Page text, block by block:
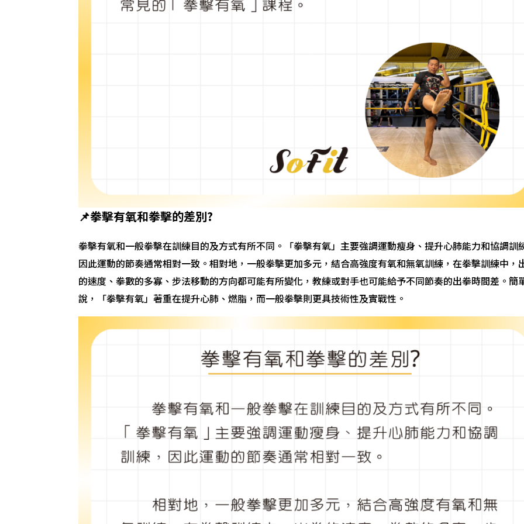
📌拳擊有氧和拳擊的差別?
拳擊有氧和一般拳擊在訓練目的及方式有所不同。「拳擊有氧」主要強調運動瘦身、提升心肺能力和協調訓
因此運動的節奏通常相對一致。相對地，一般拳擊更加多元，結合高強度有氧和無氧訓練，在拳擊訓練中，
的速度、拳數的多寡、步法移動的方向都可能有所變化，教練或對手也可能給予不同節奏的出拳時間差。簡
說，「拳擊有氧」著重在提升心肺、燃脂，而一般拳擊則更具技術性及實戰性。